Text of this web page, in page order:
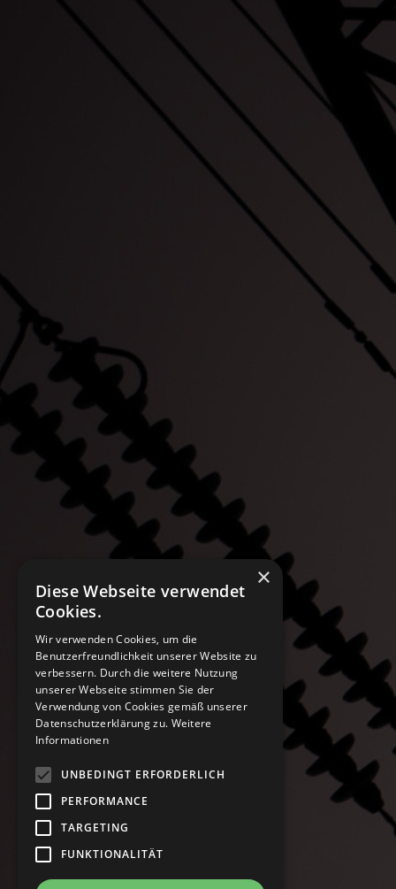
×
Diese Webseite verwendet
Cookies.
Wir verwenden Cookies, um die
Benutzerfreundlichkeit unserer Website zu
verbessern. Durch die weitere Nutzung
unserer Webseite stimmen Sie der
Verwendung von Cookies gemäß unserer
Datenschutzerklärung zu. Weitere
Informationen
UNBEDINGT ERFORDERLICH
PERFORMANCE
TARGETING
FUNKTIONALITÄT